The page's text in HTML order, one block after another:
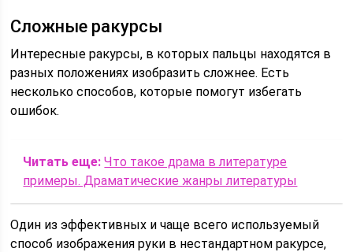
Сложные ракурсы
Интересные ракурсы, в которых пальцы находятся в
разных положениях изобразить сложнее. Есть
несколько способов, которые помогут избегать
ошибок.
Читать еще: Что такое драма в литературе
примеры. Драматические жанры литературы
Один из эффективных и чаще всего используемый
способ изображения руки в нестандартном ракурсе,